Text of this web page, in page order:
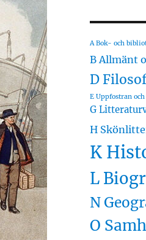
A Bok- och
B Allmänt
D
E Uppfostran
G
H
K
L
N
O